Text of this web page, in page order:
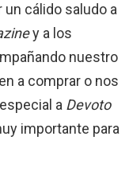
un cálido saludo a
y a los
nuestro
a comprar o nos
a Devoto
importante para